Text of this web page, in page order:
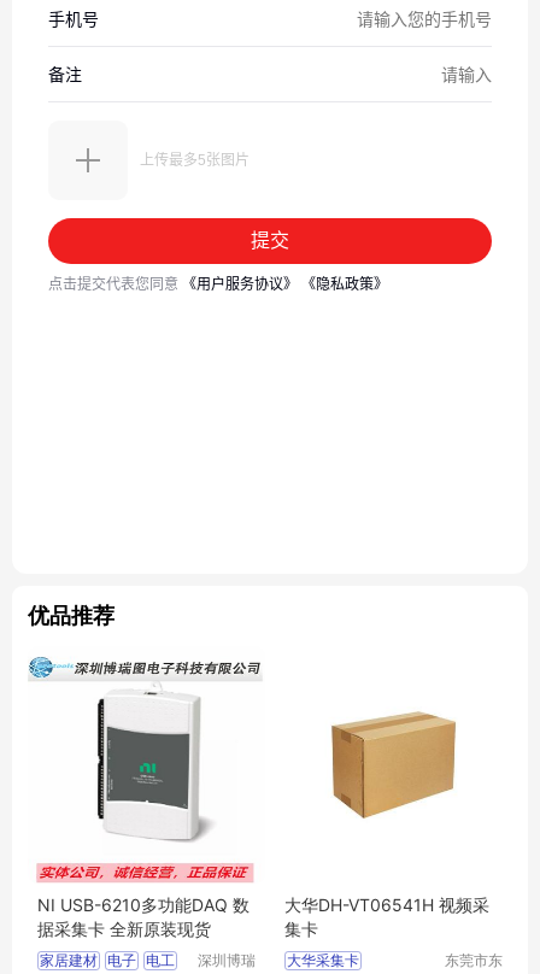
优品推荐
NI USB-6210多功能DAQ 数
据采集卡 全新原装现货
家居建材 电子 电工
深圳博瑞
大华DH-VT06541H 视频采
集卡
大华采集卡
东莞市东